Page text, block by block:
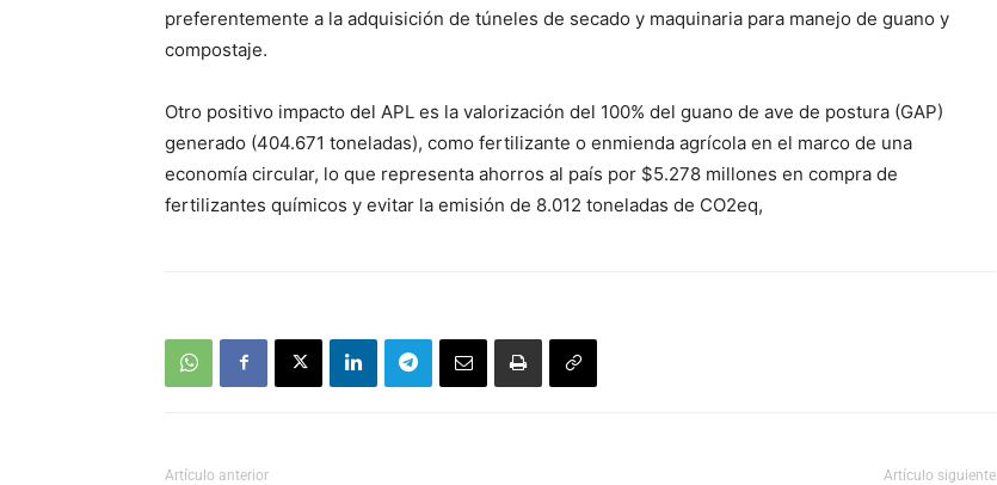
preferentemente a la adquisición de túneles de secado y maquinaria para manejo de guano y
compostaje.
Otro positivo impacto del APL es la valorización del 100% del guano de ave de postura (GAP)
generado (404.671 toneladas), como fertilizante o enmienda agrícola en el marco de una
economía circular, lo que representa ahorros al país por $5.278 millones en compra de
fertilizantes químicos y evitar la emisión de 8.012 toneladas de CO2eq,
Artículo anterior Artículo siguiente